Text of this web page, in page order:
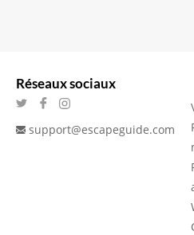
Réseaux sociaux
support@escapeguide.com